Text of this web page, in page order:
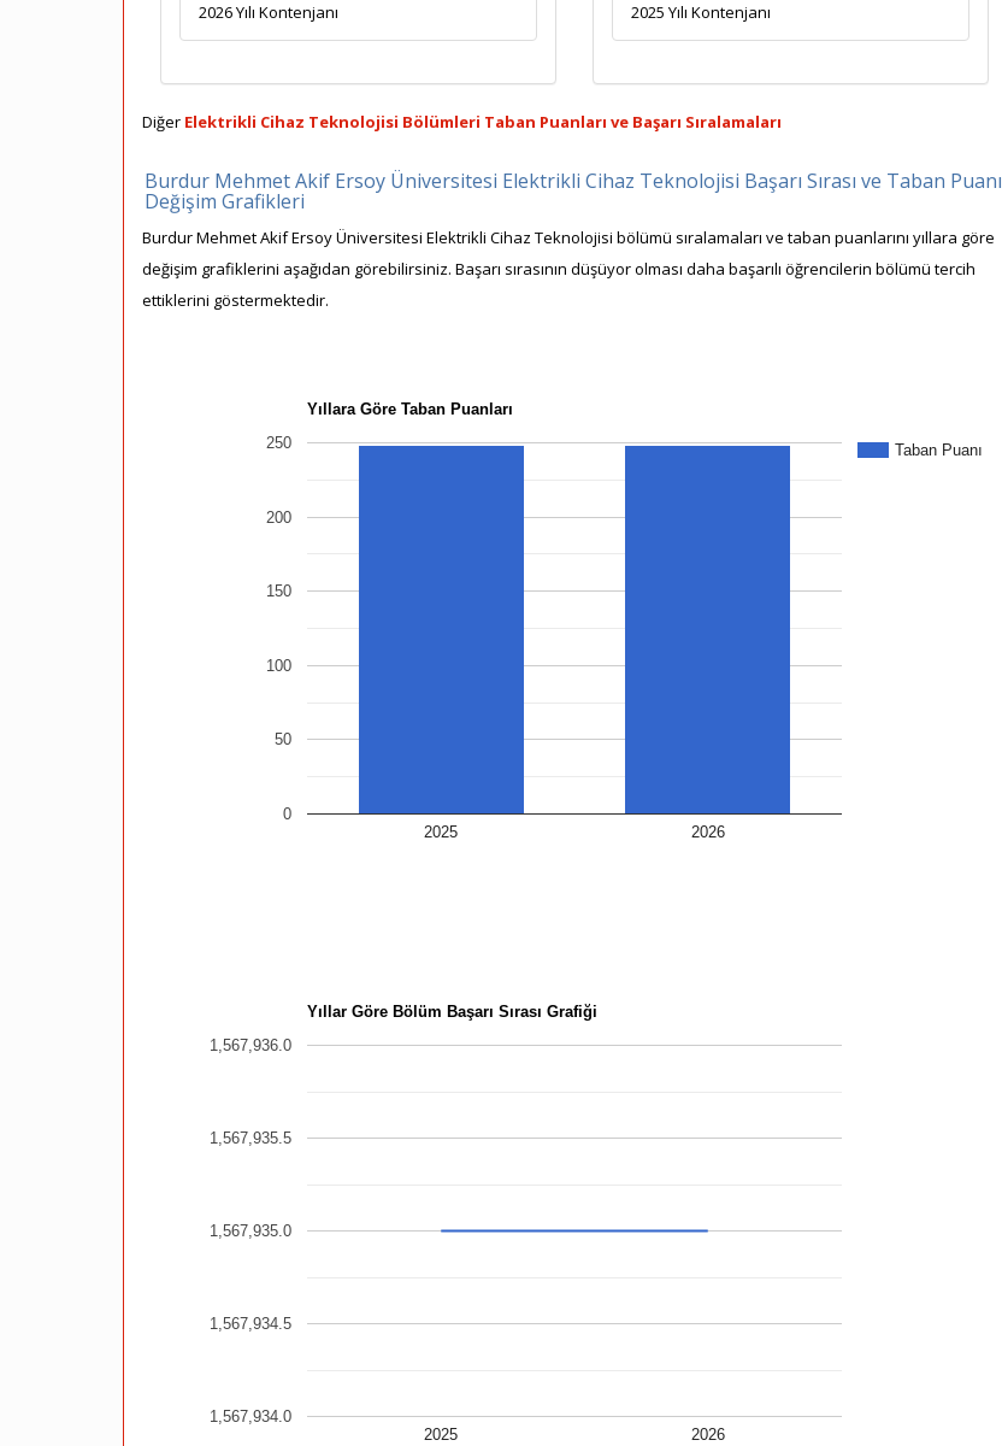
2026 Yılı Kontenjanı 2025 Yılı Kontenjanı
Diğer Elektrikli Cihaz Teknolojisi Bölümleri Taban Puanları ve Başarı Sıralamaları
Burdur Mehmet Akif Ersoy Üniversitesi Elektrikli Cihaz Teknolojisi Başarı Sırası ve Taban Puanı
Değişim Grafikleri
Burdur Mehmet Akif Ersoy Üniversitesi Elektrikli Cihaz Teknolojisi bölümü sıralamaları ve taban puanlarını yıllara göre
değişim grafiklerini aşağıdan görebilirsiniz. Başarı sırasının düşüyor olması daha başarılı öğrencilerin bölümü tercih
ettiklerini göstermektedir.
Yıllara Göre Taban Puanları
Taban Puanı
2025 2026
0
50
100
150
200
250
Yıllar Göre Bölüm Başarı Sırası Grafiği
2025 2026
1,567,934.0
1,567,934.5
1,567,935.0
1,567,935.5
1,567,936.0